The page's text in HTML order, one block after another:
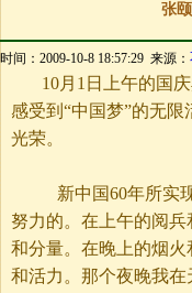
张
时间：2009-10-8 18:57:29 来源：
10月1日
上午的国
感受到“中国梦”的无
光荣。
新中国60年所实
努力的。在上午的阅
和分量。在晚上的烟
和活力。那个夜晚我